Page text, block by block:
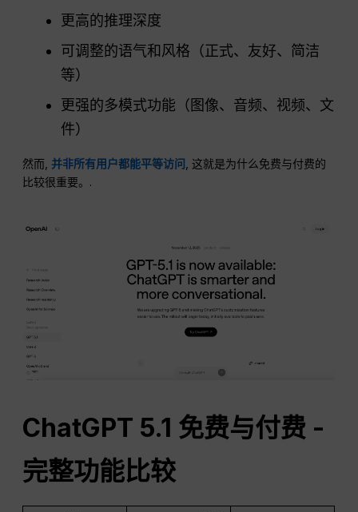
更高的推理深度
可调整的语气和风格（正式、友好、简洁
等）
更强的多模式功能（图像、音频、视频、文
件）
然而, 并非所有用户都能平等访问, 这就是为什么免费与付费的
比较很重要。.
ChatGPT 5.1 免费与付费 -
完整功能比较